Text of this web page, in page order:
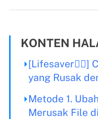
KONTEN
[Lifesaver🦸‍♀️]
yang Rusak
Metode 1.
Merusak File